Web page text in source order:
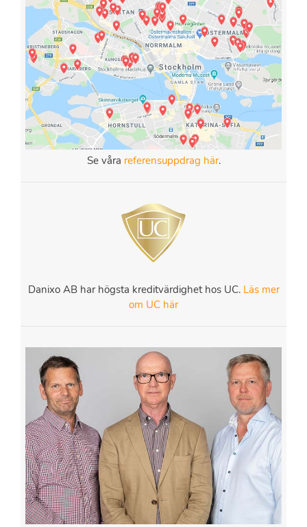
Se våra referensuppdrag här.
Danixo AB har högsta kreditvärdighet hos UC. Läs mer
om UC här